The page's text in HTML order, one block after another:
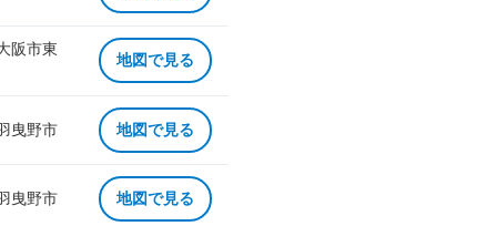
阪市東
地図で見る
曳野市 地図で見る
曳野市 地図で見る